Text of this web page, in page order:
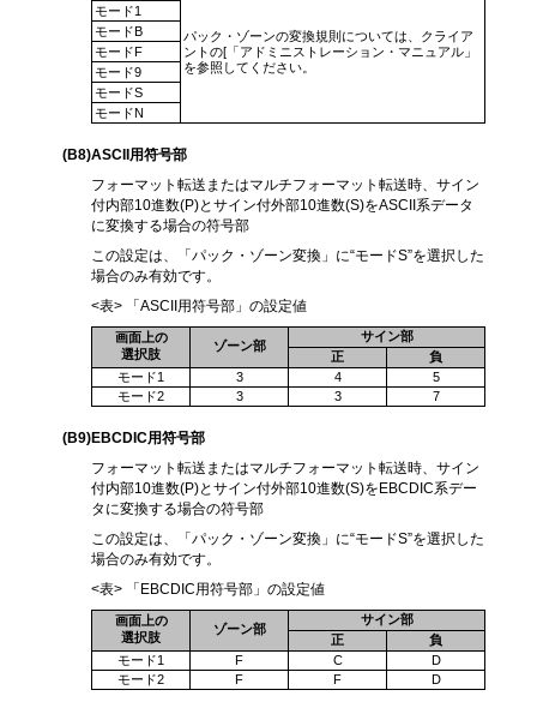
パック・ゾーンの変換規則については、クライア
ントの[「アドミニストレーション・マニュアル」
を参照してください。
モード1
モードB
モードF
モード9
モードS
モードN
(B8)ASCII用符号部
フォーマット転送またはマルチフォーマット転送時、サイン
付内部10進数(P)とサイン付外部10進数(S)をASCII系データ
に変換する場合の符号部
この設定は、「パック・ゾーン変換」に“モードS”を選択した
場合のみ有効です。
<表> 「ASCII用符号部」の設定値
画面上の
選択肢
ゾーン部
サイン部
正
負
モード1
3 4
5
モード2
3 3 7
(B9)EBCDIC用符号部
フォーマット転送またはマルチフォーマット転送時、サイン
付内部10進数(P)とサイン付外部10進数(S)をEBCDIC系デー
タに変換する場合の符号部
この設定は、「パック・ゾーン変換」に“モードS”を選択した
場合のみ有効です。
<表> 「EBCDIC用符号部」の設定値
画面上の
選択肢
ゾーン部
サイン部
正
負
モード1
F C
D
モード2
F F D